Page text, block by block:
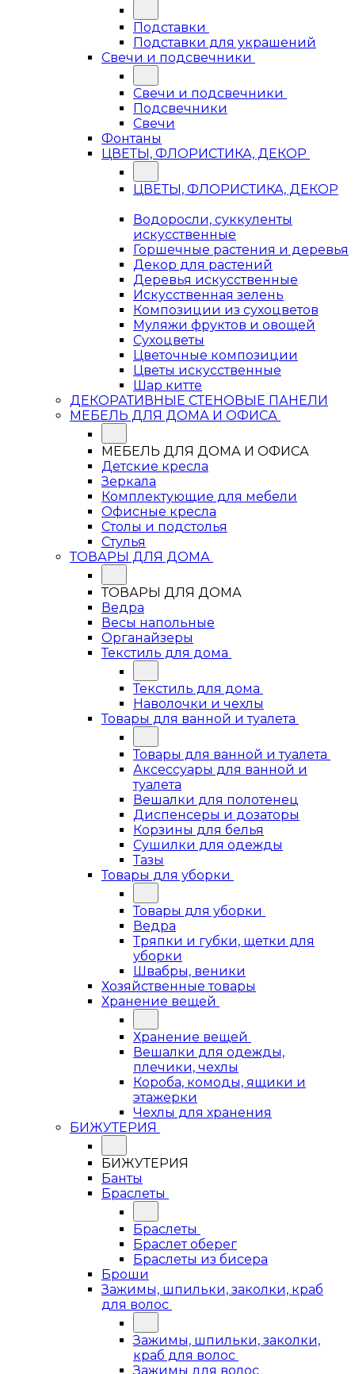
Подставки
Подставки для украшений
Свечи и подсвечники
Свечи и подсвечники
Подсвечники
Свечи
Фонтаны
ЦВЕТЫ, ФЛОРИСТИКА, ДЕКОР
ЦВЕТЫ, ФЛОРИСТИКА, ДЕКОР
Водоросли, суккуленты
искусственные
Горшечные растения и деревья
Декор для растений
Деревья искусственные
Искусственная зелень
Композиции из сухоцветов
Муляжи фруктов и овощей
Сухоцветы
Цветочные композиции
Цветы искусственные
Шар китте
ДЕКОРАТИВНЫЕ СТЕНОВЫЕ ПАНЕЛИ
МЕБЕЛЬ ДЛЯ ДОМА И ОФИСА
МЕБЕЛЬ ДЛЯ ДОМА И ОФИСА
Детские кресла
Зеркала
Комплектующие для мебели
Офисные кресла
Столы и подстолья
Стулья
ТОВАРЫ ДЛЯ ДОМА
ТОВАРЫ ДЛЯ ДОМА
Ведра
Весы напольные
Органайзеры
Текстиль для дома
Текстиль для дома
Наволочки и чехлы
Товары для ванной и туалета
Товары для ванной и туалета
Аксессуары для ванной и
туалета
Вешалки для полотенец
Диспенсеры и дозаторы
Корзины для белья
Сушилки для одежды
Тазы
Товары для уборки
Товары для уборки
Ведра
Тряпки и губки, щетки для
уборки
Швабры, веники
Хозяйственные товары
Хранение вещей
Хранение вещей
Вешалки для одежды,
плечики, чехлы
Короба, комоды, ящики и
этажерки
Чехлы для хранения
БИЖУТЕРИЯ
БИЖУТЕРИЯ
Банты
Браслеты
Браслеты
Браслет оберег
Браслеты из бисера
Броши
Зажимы, шпильки, заколки, краб
для волос
Зажимы, шпильки, заколки,
краб для волос
Зажимы для волос